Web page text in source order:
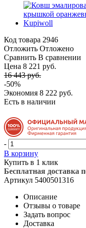
Код товара 2946
Отложить Отложено
Сравнить В сравнении
Цена 8 221 руб.
16 443 руб.
-50%
Экономия 8 222 руб.
Есть в наличии
-
В корзину
Купить в 1 клик
Бесплатная доставка
Артикул 5400501316
Описание
Отзывы о товаре
Задать вопрос
Доставка